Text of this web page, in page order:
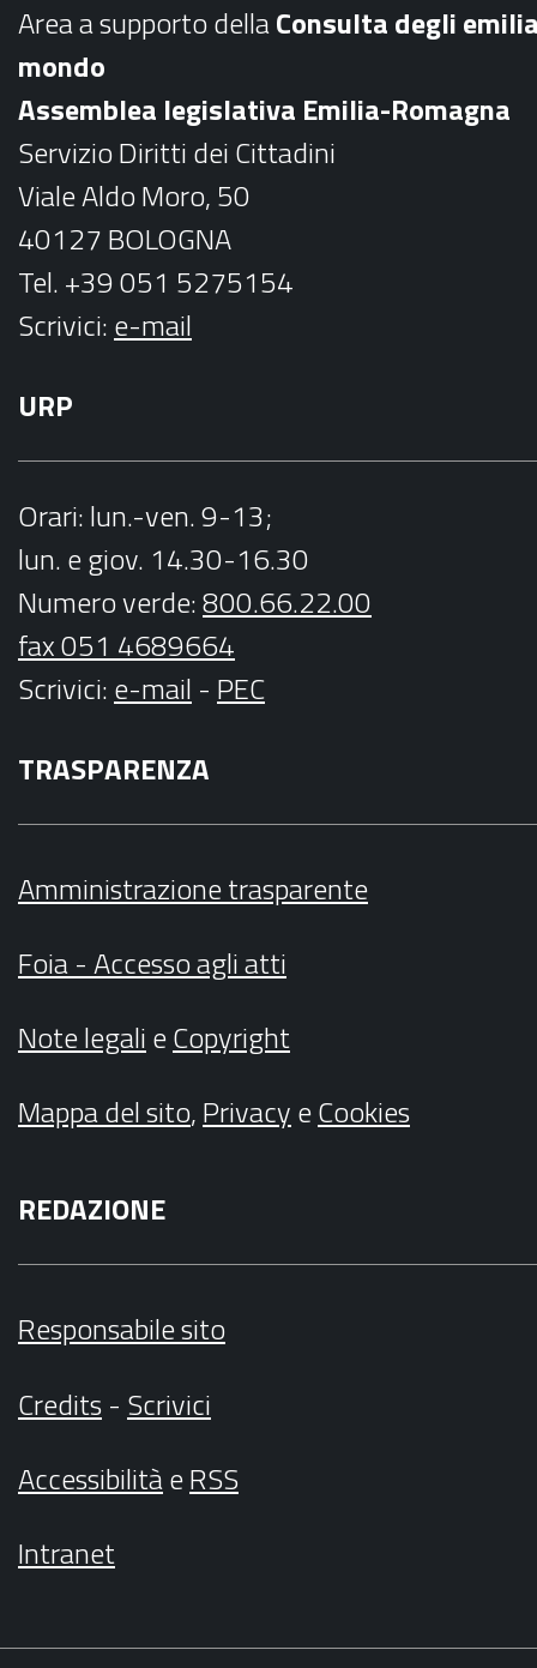
k
a
m
Area a supporto dellaConsulta degli
mondo
Assemblea legislativa Emilia-Romagna
Servizio Diritti dei Cittadini
Viale Aldo Moro, 50
40127 BOLOGNA
Tel. +39 051 5275154
Scrivici:e-mail
URP
Orari: lun.-ven. 9-13;
lun. e giov. 14.30-16.30
Numero verde:800.66.22.00
fax 051 4689664
Scrivici:e-mail - PEC
TRASPARENZA
Amministrazione trasparente
Foia - Accesso agli atti
Note legalieCopyright
Mappa del sito,PrivacyeCookies
REDAZIONE
Responsabile sito
Credits- Scrivici
AccessibilitàeRSS
Intranet